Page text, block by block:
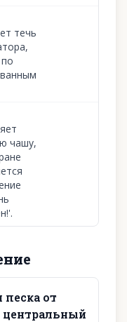
течь
чашу,
от
центральный